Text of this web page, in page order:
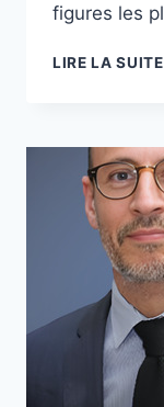
figures les
LIRE LA SUITE